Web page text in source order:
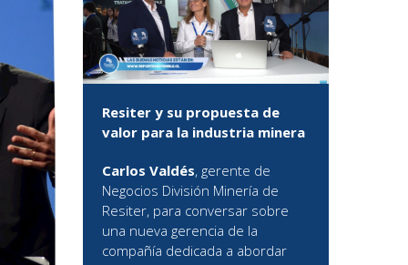
Resiter y su propuesta de
valor para la industria minera
Carlos Valdés, gerente de
Negocios División Minería de
Resiter, para conversar sobre
una nueva gerencia de la
compañía dedicada a abordar